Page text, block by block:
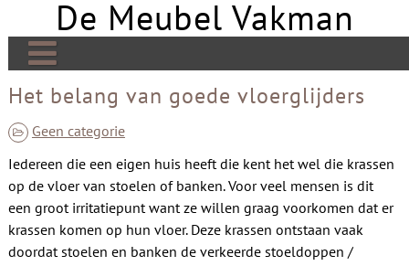
content
De Meubel Vakman
De Meubel Vakman | Meer over design
Banken
Bedden
Tafels
Tv meubels
Het belang van goede vloerglijders
Geen categorie
Iedereen die een eigen huis heeft die kent het wel die krassen
op de vloer van stoelen of banken. Voor veel mensen is dit
een groot irritatiepunt want ze willen graag voorkomen dat er
krassen komen op hun vloer. Deze krassen ontstaan vaak
doordat stoelen en banken de verkeerde stoeldoppen /